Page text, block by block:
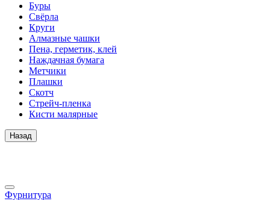
Буры
Свёрла
Круги
Алмазные чашки
Пена, герметик, клей
Наждачная бумага
Метчики
Плашки
Скотч
Стрейч-пленка
Кисти малярные
Назад
Фурнитура